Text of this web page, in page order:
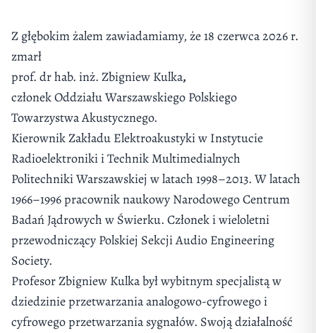
Z głębokim żalem zawiadamiamy, że 18 czerwca 2026 r.
zmarł
prof. dr hab. inż. Zbigniew Kulka,
członek Oddziału Warszawskiego Polskiego
Towarzystwa Akustycznego.
Kierownik Zakładu Elektroakustyki w Instytucie
Radioelektroniki i Technik Multimedialnych
Politechniki Warszawskiej w latach 1998–2013. W latach
1966–1996 pracownik naukowy Narodowego Centrum
Badań Jądrowych w Świerku. Członek i wieloletni
przewodniczący Polskiej Sekcji Audio Engineering
Society.
Profesor Zbigniew Kulka był wybitnym specjalistą w
dziedzinie przetwarzania analogowo-cyfrowego i
cyfrowego przetwarzania sygnałów. Swoją działalność